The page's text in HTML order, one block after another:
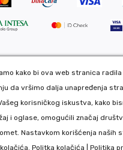
kako bi ova web stranica
da vršimo dalja unapređenja
korisničkog iskustva, kako
i oglase, omogućili značaj
Nastavkom korišćenja naših
Politka kolačića Politika
Group DOO. All Rights
CMS by Global
iSEOby
na našoj online